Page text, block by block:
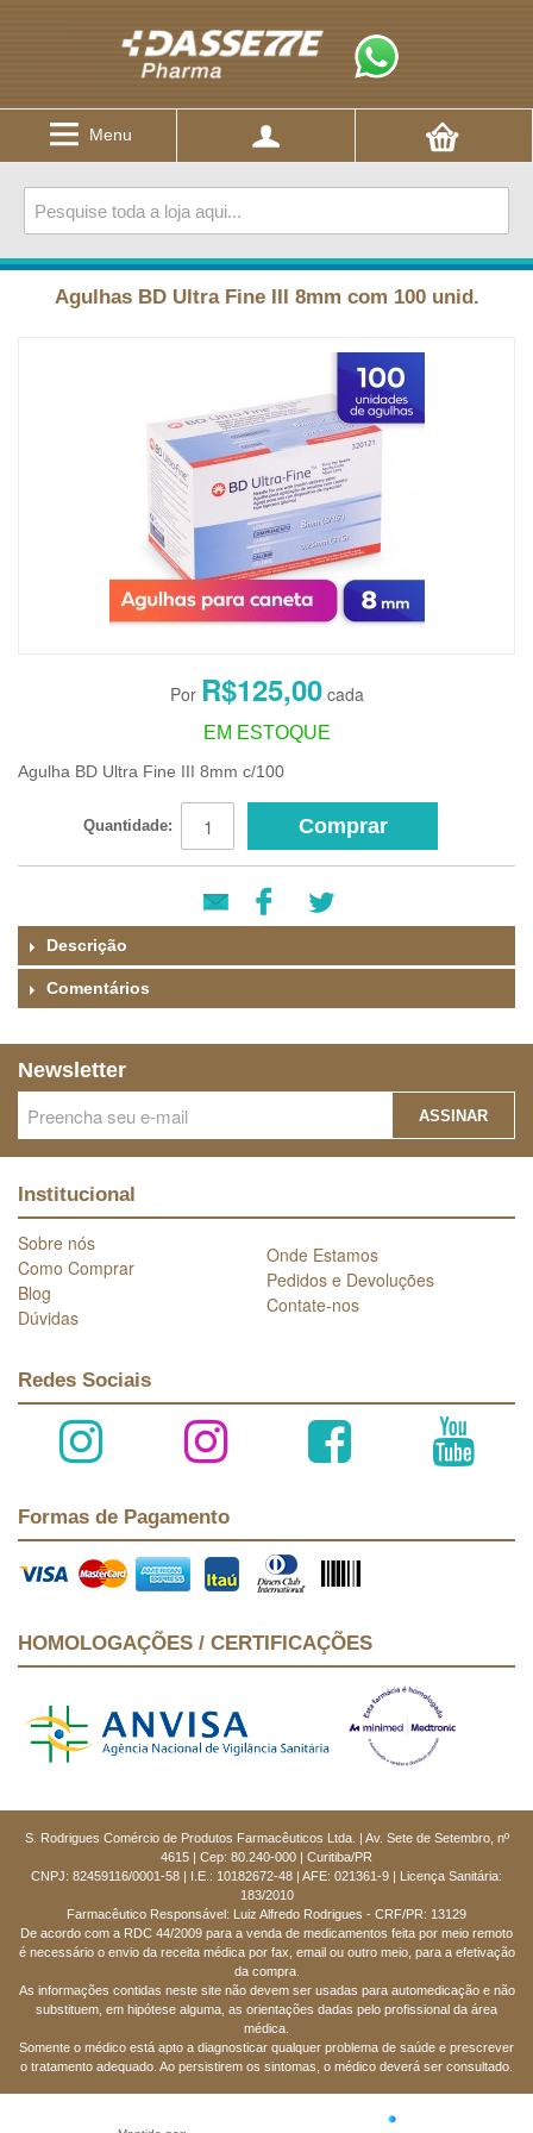
Menu
Agulhas BD Ultra Fine III 8mm com 100 unid.
R$125,00
EM ESTOQUE
Agulha BD Ultra Fine III 8mm c/100
Quantidade: Comprar
Descrição
Comentários
Newsletter
ASSINAR
Institucional
Sobre nós
Como Comprar
Blog
Dúvidas
Onde Estamos
Pedidos e Devoluções
Contate-nos
Redes Sociais
Formas de Pagamento
HOMOLOGAÇÕES / CERTIFICAÇÕES
S. Rodrigues Comércio de Produtos Farmacêuticos Ltda. | Av. Sete de Setembro, nº
4615 | Cep: 80.240-000 | Curitiba/PR
CNPJ: 82459116/0001-58 | I.E.: 10182672-48 | AFE: 021361-9 | Licença Sanitária:
183/2010
Farmacêutico Responsável: Luiz Alfredo Rodrigues - CRF/PR: 13129
De acordo com a RDC 44/2009 para a venda de medicamentos feita por meio remoto
é necessário o envio da receita médica por fax, email ou outro meio, para a efetivação
da compra.
As informações contidas neste site não devem ser usadas para automedicação e não
substituem, em hipótese alguma, as orientações dadas pelo profissional da área
médica.
Somente o médico está apto a diagnosticar qualquer problema de saúde e prescrever
o tratamento adequado. Ao persistirem os sintomas, o médico deverá ser consultado.